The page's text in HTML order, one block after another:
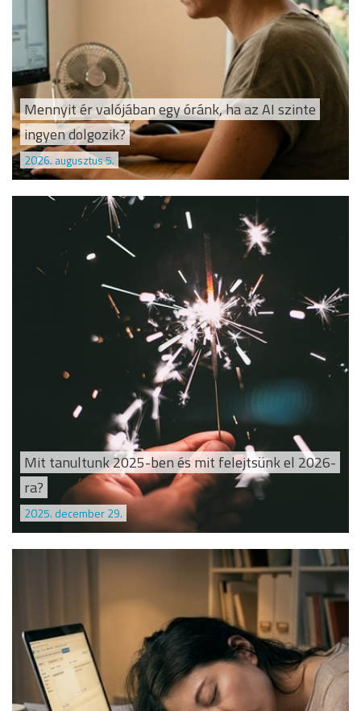
Mennyit ér valójában egy óránk, ha az AI szinte
ingyen dolgozik?
2026. augusztus 5.
Mit tanultunk 2025-ben és mit felejtsünk el 2026-
ra?
2025. december 29.